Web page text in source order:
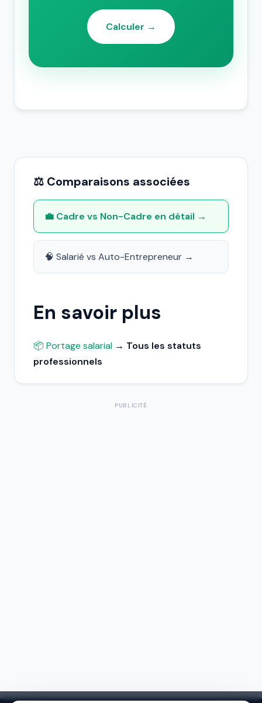
Calculer →
⚖️ Comparaisons associées
💼 Cadre vs Non-Cadre en détail →
🧠 Salarié vs Auto-Entrepreneur →
En savoir plus
📦 Portage salarial → Tous les statuts
professionnels
PUBLICITÉ